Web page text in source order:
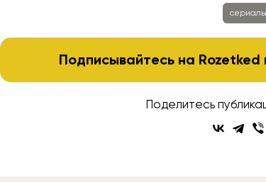
сериалы
Подписывайтесь на Rozetked
Поделитесь